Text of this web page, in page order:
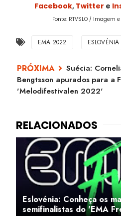
Facebook, Twitter e
Fonte: RTVSLO / Imagem
EMA 2022 ESLOVÉNIA
Suécia:
Bengtsson apurados para a
'Melodifestivalen 2022'
Eslovénia: Conheça os
semifinalistas do 'EMA